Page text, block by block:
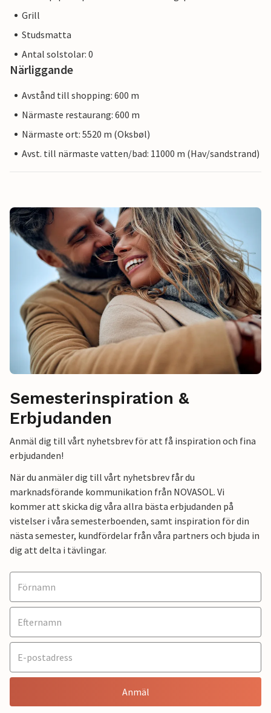
Grill
Studsmatta
Antal solstolar: 0
Närliggande
Avstånd till shopping: 600 m
Närmaste restaurang: 600 m
Närmaste ort: 5520 m (Oksbøl)
Avst. till närmaste vatten/bad: 11000 m (Hav/sandstrand)
Semesterinspiration &
Erbjudanden
Anmäl dig till vårt nyhetsbrev för att få inspiration och fina
erbjudanden!
När du anmäler dig till vårt nyhetsbrev får du
marknadsförande kommunikation från NOVASOL. Vi
kommer att skicka dig våra allra bästa erbjudanden på
vistelser i våra semesterboenden, samt inspiration för din
nästa semester, kundfördelar från våra partners och bjuda in
dig att delta i tävlingar.
Anmäl